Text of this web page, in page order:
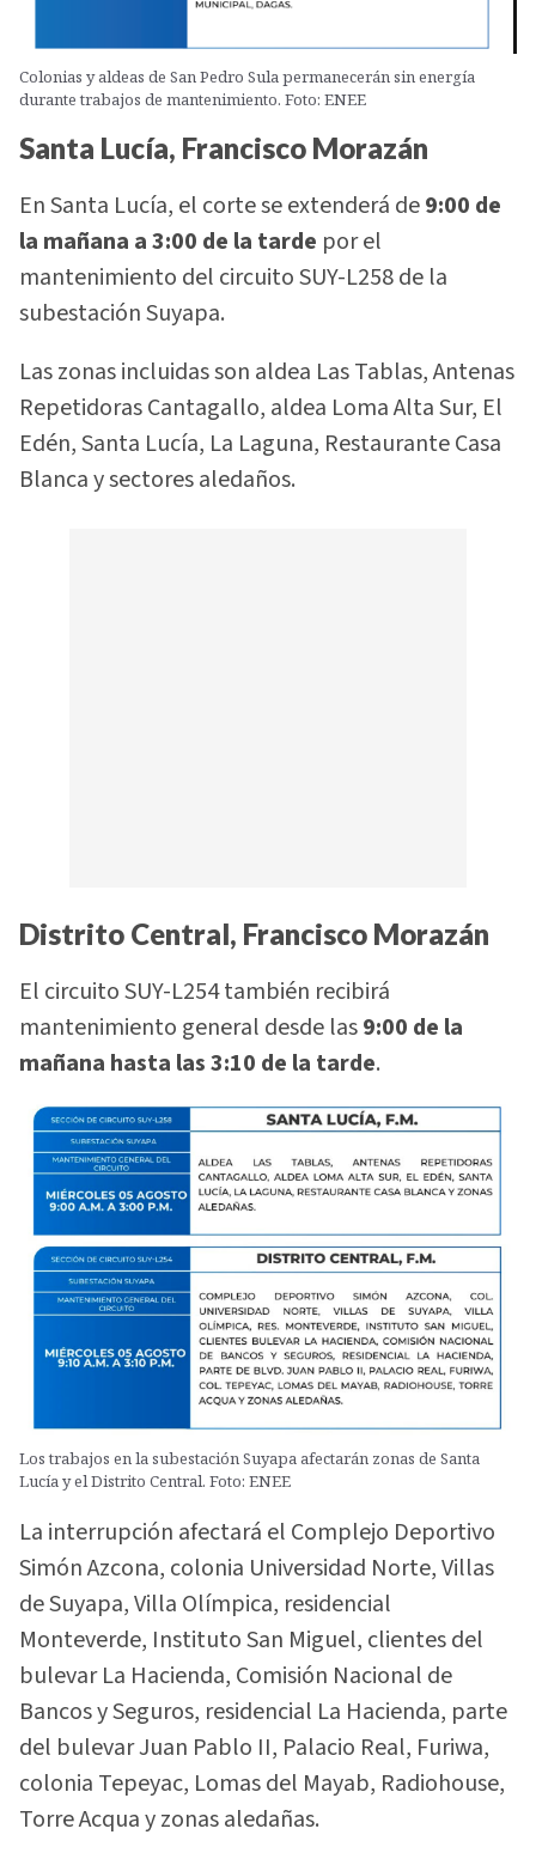
Colonias y aldeas de San Pedro Sula permanecerán sin energía
durante trabajos de mantenimiento. Foto: ENEE
Santa Lucía, Francisco Morazán
En Santa Lucía, el corte se extenderá de9:00 de
la mañana a 3:00 de la tarde por el
mantenimiento del circuito SUY-L258 de la
subestación Suyapa.
Las zonas incluidas son aldea Las Tablas, Antenas
Repetidoras Cantagallo, aldea Loma Alta Sur, El
Edén, Santa Lucía, La Laguna, Restaurante Casa
Blanca y sectores aledaños.
Distrito Central, Francisco Morazán
El circuito SUY-L254 también recibirá
mantenimiento general desde las9:00 de la
mañana hasta las 3:10 de la tarde.
Los trabajos en la subestación Suyapa afectarán zonas de Santa
Lucía y el Distrito Central. Foto: ENEE
La interrupción afectará el Complejo Deportivo
Simón Azcona, colonia Universidad Norte, Villas
de Suyapa, Villa Olímpica, residencial
Monteverde, Instituto San Miguel, clientes del
bulevar La Hacienda, Comisión Nacional de
Bancos y Seguros, residencial La Hacienda, parte
del bulevar Juan Pablo II, Palacio Real, Furiwa,
colonia Tepeyac, Lomas del Mayab, Radiohouse,
Torre Acqua y zonas aledañas.